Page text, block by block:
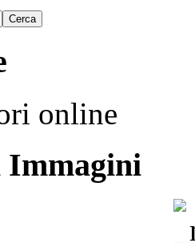
online
Immagini